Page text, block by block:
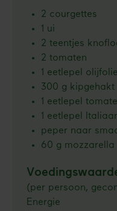
2 courgettes
1 ui
2 teentjes
2 tomaten
1 eetlepel olijfolie
300 g kipgehakt
1 eetlepel
1 eetlepel
peper naar
60 g mozzarella
(per persoon,
Energie